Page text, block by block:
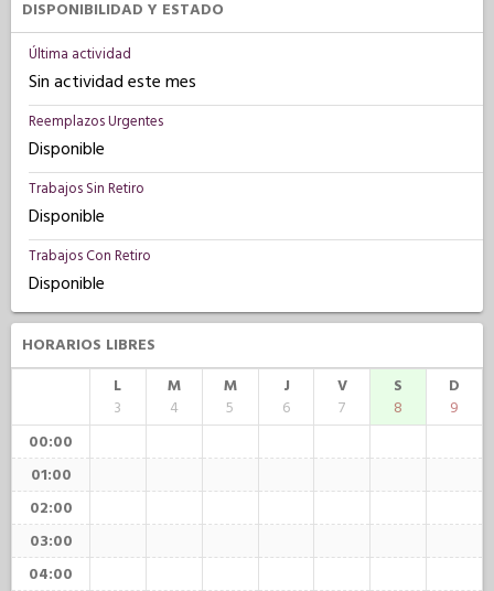
DISPONIBILIDAD Y ESTADO
Última actividad
Sin actividad este mes
Reemplazos Urgentes
Disponible
Trabajos Sin Retiro
Disponible
Trabajos Con Retiro
Disponible
HORARIOS LIBRES
L
3
M
4
M
5
J
6
V
7
S
8
D
9
00:00
01:00
02:00
03:00
04:00